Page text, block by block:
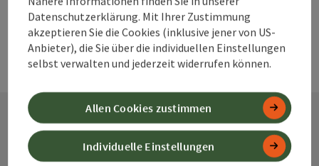
Kontakt
Datenschutzerklärung. Mit Ihrer Zustimmung
akzeptieren Sie die Cookies (inklusive jener von US-
Anbieter), die Sie über die individuellen Einstellungen
selbst verwalten und jederzeit widerrufen können.
Individuelle Einstellungen
Allen Cookies zustimmen